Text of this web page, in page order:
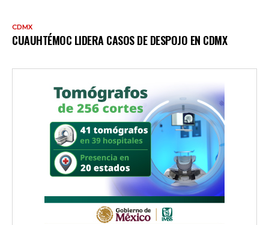
CDMX
CUAUHTÉMOC LIDERA CASOS DE DESPOJO EN CDMX